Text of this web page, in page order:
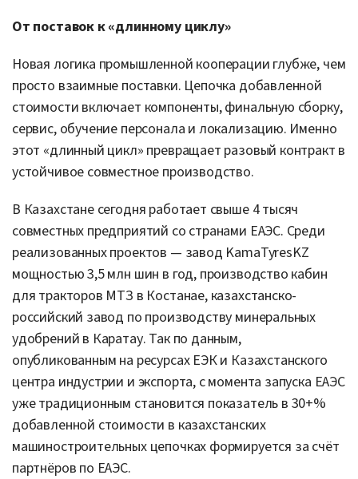
От поставок к «длинному циклу»
Новая логика промышленной кооперации глубже, чем
просто взаимные поставки. Цепочка добавленной
стоимости включает компоненты, финальную сборку,
сервис, обучение персонала и локализацию. Именно
этот «длинный цикл» превращает разовый контракт в
устойчивое совместное производство.
В Казахстане сегодня работает свыше 4 тысяч
совместных предприятий со странами ЕАЭС. Среди
реализованных проектов — завод KamaTyresKZ
мощностью 3,5 млн шин в год, производство кабин
для тракторов МТЗ в Костанае, казахстанско-
российский завод по производству минеральных
удобрений в Каратау. Так по данным,
опубликованным на ресурсах ЕЭК и Казахстанского
центра индустрии и экспорта, с момента запуска ЕАЭС
уже традиционным становится показатель в 30+%
добавленной стоимости в казахстанских
машиностроительных цепочках формируется за счёт
партнёров по ЕАЭС.